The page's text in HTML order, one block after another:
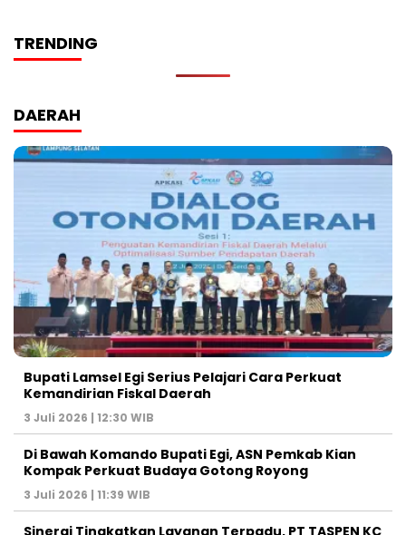
TRENDING
DAERAH
Bupati Lamsel Egi Serius Pelajari Cara Perkuat
Kemandirian Fiskal Daerah
3 Juli 2026 | 12:30 WIB
Di Bawah Komando Bupati Egi, ASN Pemkab Kian
Kompak Perkuat Budaya Gotong Royong
3 Juli 2026 | 11:39 WIB
Sinergi Tingkatkan Layanan Terpadu, PT TASPEN KC